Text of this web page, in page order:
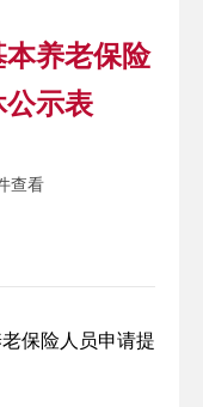
养老保险
公示表
查看
保险人员申请提